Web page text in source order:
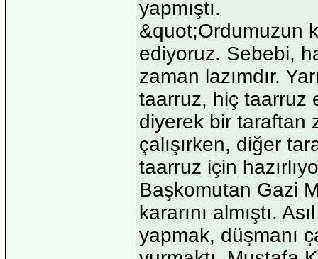
yapmıştı.
&quot;Ordumuzun
ediyoruz. Sebebi,
zaman lazımdır.
taarruz, hiç taarruz
diyerek bir taraftan
çalışırken, diğer
taarruz için
Başkomutan Gazi
kararını almıştı.
yapmak, düşmanı